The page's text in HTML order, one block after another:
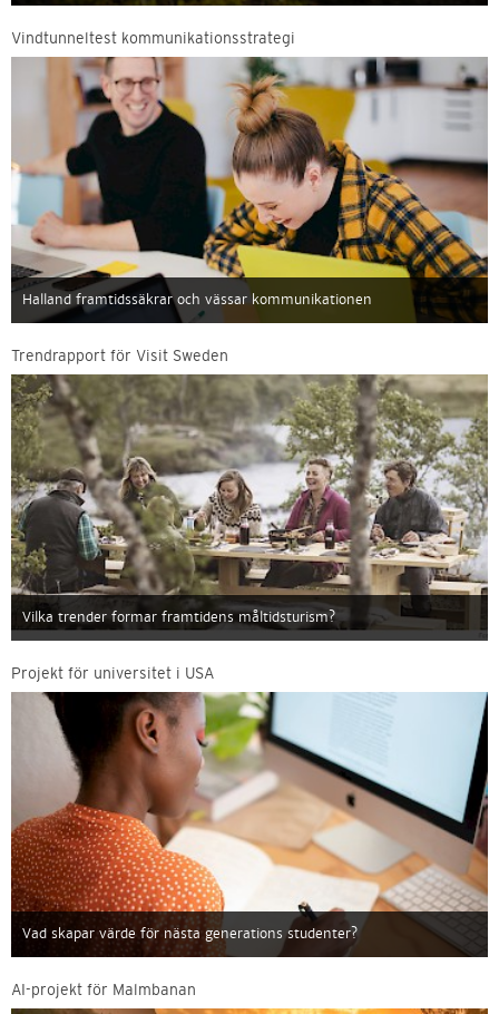
Vindtunneltest kommunikationsstrategi
Halland framtidssäkrar och vässar kommunikationen
Trendrapport för Visit Sweden
Vilka trender formar framtidens måltidsturism?
Projekt för universitet i USA
Vad skapar värde för nästa generations studenter?
AI-projekt för Malmbanan